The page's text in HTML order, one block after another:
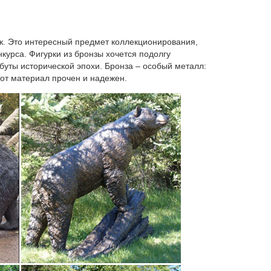
как символ года Собака примет бразды
для всех знаков, без исключения.
символом собаки. Традиционно собака
своиФарфор — зеркало эпохи:в Царском Селе
Это интересный предмет коллекционирования,
Фигурки из бронзы хочется подолгу
исторической эпохи. Бронза – особый металл:
материал прочен и надежен.